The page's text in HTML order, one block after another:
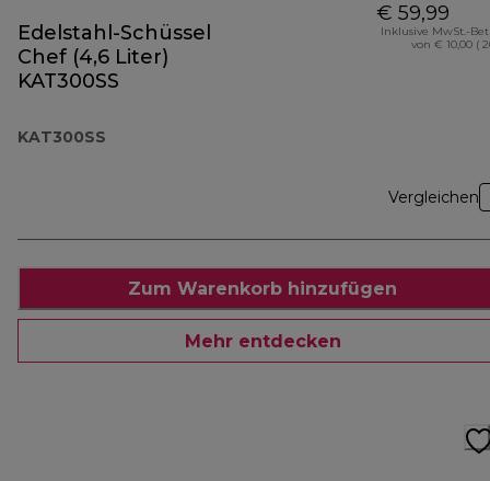
Edelstahl-Schüssel
Chef (4,6 Liter)
KAT300SS
KAT300SS
€ 59,99
Inklusive MwSt.-
von € 10,00 (
Vergleichen
Zum Warenkorb hinzufügen
Mehr entdecken